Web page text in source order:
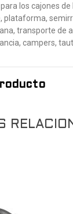
los cajones
plataforma,
transporte de
campers,